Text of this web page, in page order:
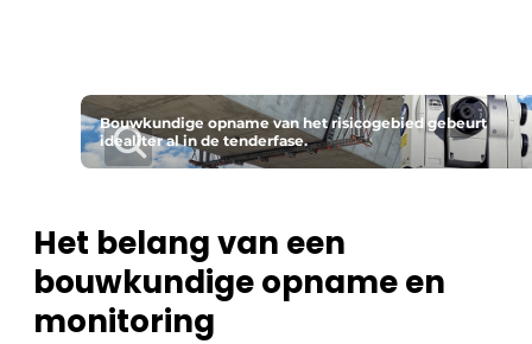
De Pen
Vrouw in de bouw
Bouwkundige opname van het risicogebied gebeurt
idealiter al in de tenderfase.
Het belang van een
bouwkundige opname en
monitoring